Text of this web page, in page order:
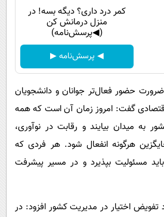
کمر درد داری؟ دیگه بسه! در
منزل درمانش کن
(◀پرسش‌نامه)
◀ پرسش‌نامه ▶
حضور فعال‌تر جوانان و دانشجویان
گفت: امروز زمان آن است که همه
به میدان بیایند و رقابت در نوآوری،
هرگونه انفعال شود. هر فردی که
مسئولیت بپذیرد و در مسیر پیشرفت
تفویض اختیار در مدیریت کشور افزود: در